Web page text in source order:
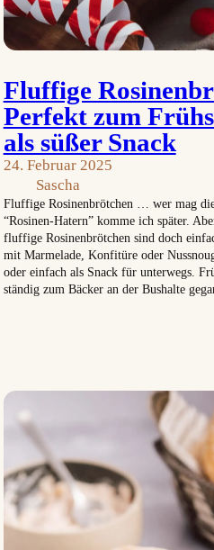
Fluffige
Perfekt zum
als süßer Snack
24. Februar 2025
Sascha
Fluffige Rosinenbrötchen … wer mag
“Rosinen-Hatern” komme ich später.
fluffige Rosinenbrötchen sind doch
mit Marmelade, Konfitüre oder
oder einfach als Snack für unterwegs.
ständig zum Bäcker an der Bushalte